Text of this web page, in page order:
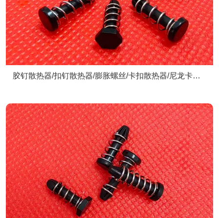
胶钉散热器/扣钉散热器/膨胀螺丝/卡扣散热器/尼龙卡扣/